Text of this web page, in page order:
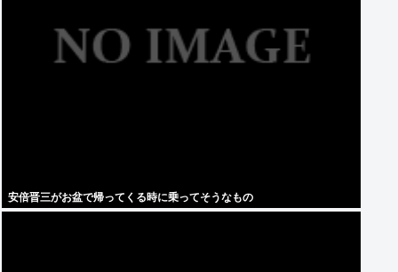
安倍晋三がお盆で帰ってくる時に乗ってそうなもの